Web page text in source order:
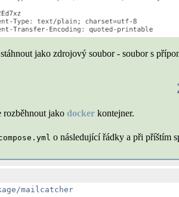
jako zdrojový soubor - soubor s
rozběhnout jako docker kontejner.
o následující řádky a při příštím
mailcatcher